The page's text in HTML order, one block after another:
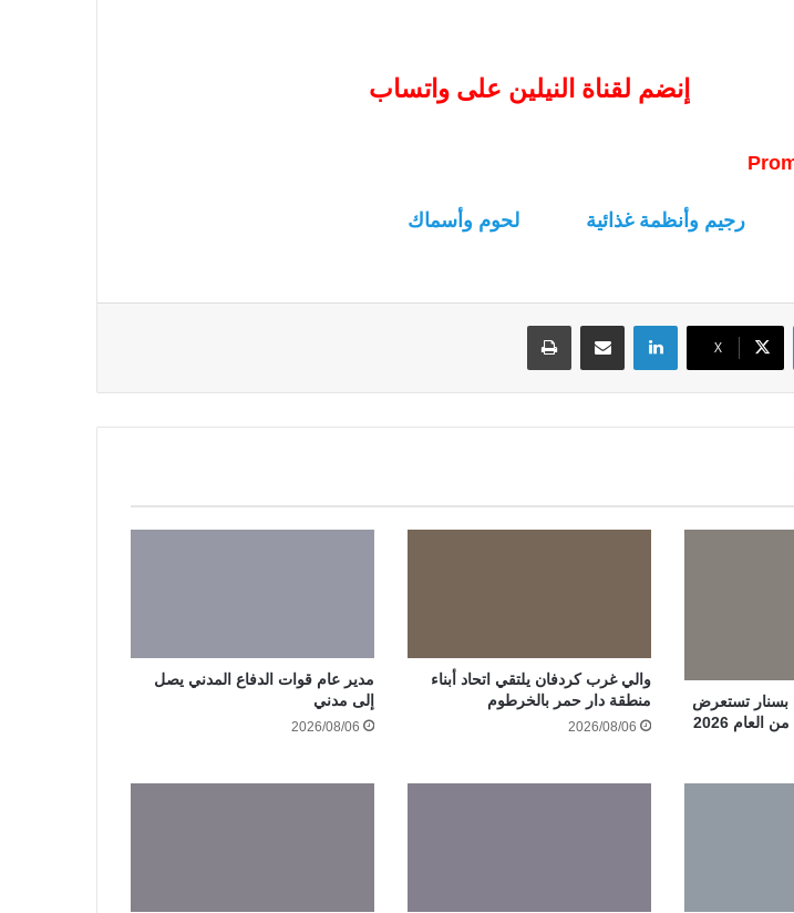
إنضم لقناة النيلين على واتساب
رجيم وأنظمة غذائية لحوم وأسماك
‫X
لينكدإن
بسنار تستعرض
2026
والي غرب كردفان يلتقي اتحاد أبناء
منطقة دار حمر بالخرطوم
2026/08/06
مدير عام قوات الدفاع المدني يصل
إلى مدني
2026/08/06